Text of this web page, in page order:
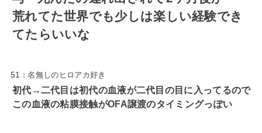
荒れてた世界でも少しは楽しい経験でき
てたらいいな
51 : 名無しのヒロアカ好き
初代→二代目は初代の血液が二代目の目に入ってるので
この血液の粘膜接触がOFA譲渡のタイミングっぽい